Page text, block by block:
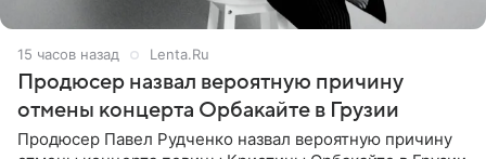
15 часов назад Lenta.Ru
Продюсер назвал вероятную причину
отмены концерта Орбакайте в Грузии
Продюсер Павел Рудченко назвал вероятную причину